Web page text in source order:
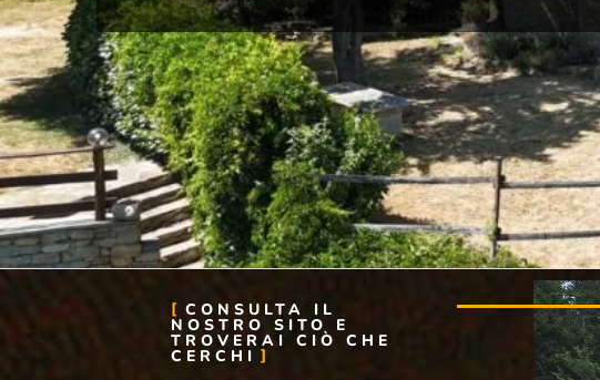
CONSULTA IL
NOSTRO SITO E
TROVERAI CIÒ CHE
CERCHI